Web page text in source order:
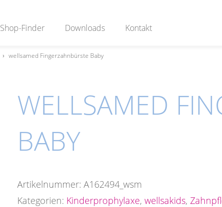
Shop-Finder Downloads Kontakt
› wellsamed Fingerzahnbürste Baby
WELLSAMED
BABY
Artikelnummer:A162494_wsm
Kategorien: Kinderprophylaxe,wellsakids,